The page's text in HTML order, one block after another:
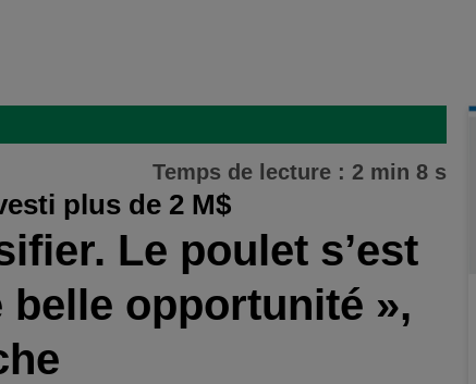
Temps de lecture : 2 min 8 s
plus de 2 M$
Le poulet s’est
opportunité »,